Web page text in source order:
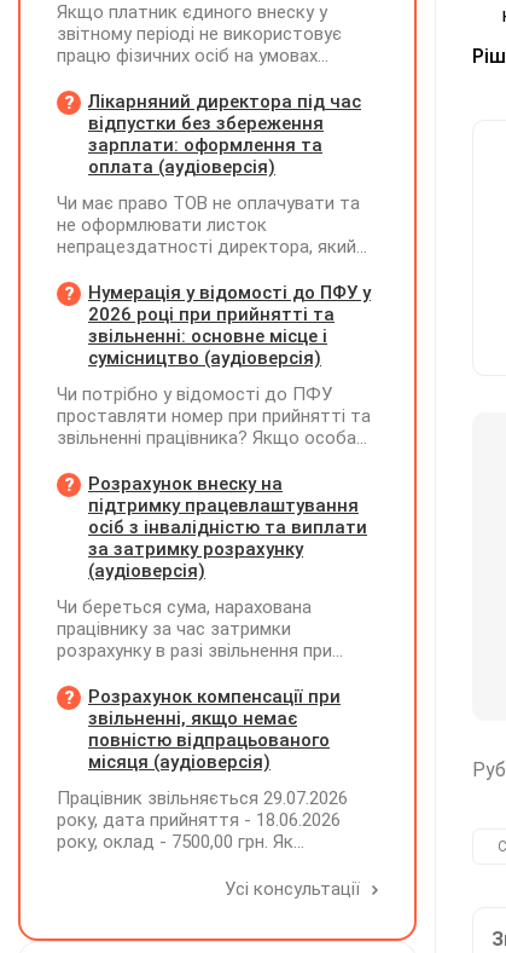
Якщо платник єдиного внеску у
звітному періоді не використовує
працю фізичних осіб на умовах
на інших умовах, передбачених
законодавством, Додаток Д1/
Додаток ФІЗ-Д1 за відповідний
період не подається
Лікарняний директора під час
відпустки без збереження
зарплати: оформлення та
оплата (аудіоверсія)
Чи має право ТОВ не оплачувати та
не оформлювати листок
непрацездатності директора, який
збереження заробітної плати під час
призупинення діяльності
підприємства?
Нумерація у відомості до ПФУ у
2026 році при прийнятті та
звільненні: основне місце і
сумісництво (аудіоверсія)
Чи потрібно у відомості до ПФУ
проставляти номер при прийнятті та
звільненні працівника? Якщо особа
місцем роботи та за сумісництвом,
чи рахується це як два роботодавці?
Розрахунок внеску на
підтримку працевлаштування
осіб з інвалідністю та виплати
за затримку розрахунку
(аудіоверсія)
Чи береться сума, нарахована
працівнику за час затримки
розрахунку в разі звільнення при
заробітної плати (винагороди), для
розрахунку внеску на підтримку
працевлаштування осіб з
інвалідністю?
Розрахунок компенсації при
звільненні, якщо немає
повністю відпрацьованого
місяця (аудіоверсія)
Працівник звільняється 29.07.2026
року, дата прийняття - 18.06.2026
року, оклад - 7500,00 грн. Як
невикористаних днів відпустки при
Усі консультації